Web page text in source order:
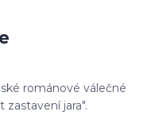
románové válečné
zastavení jara".